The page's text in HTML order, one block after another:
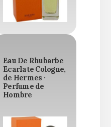
Eau De Rhubarbe
Ecarlate Cologne,
de Hermes ·
Perfume de
Hombre